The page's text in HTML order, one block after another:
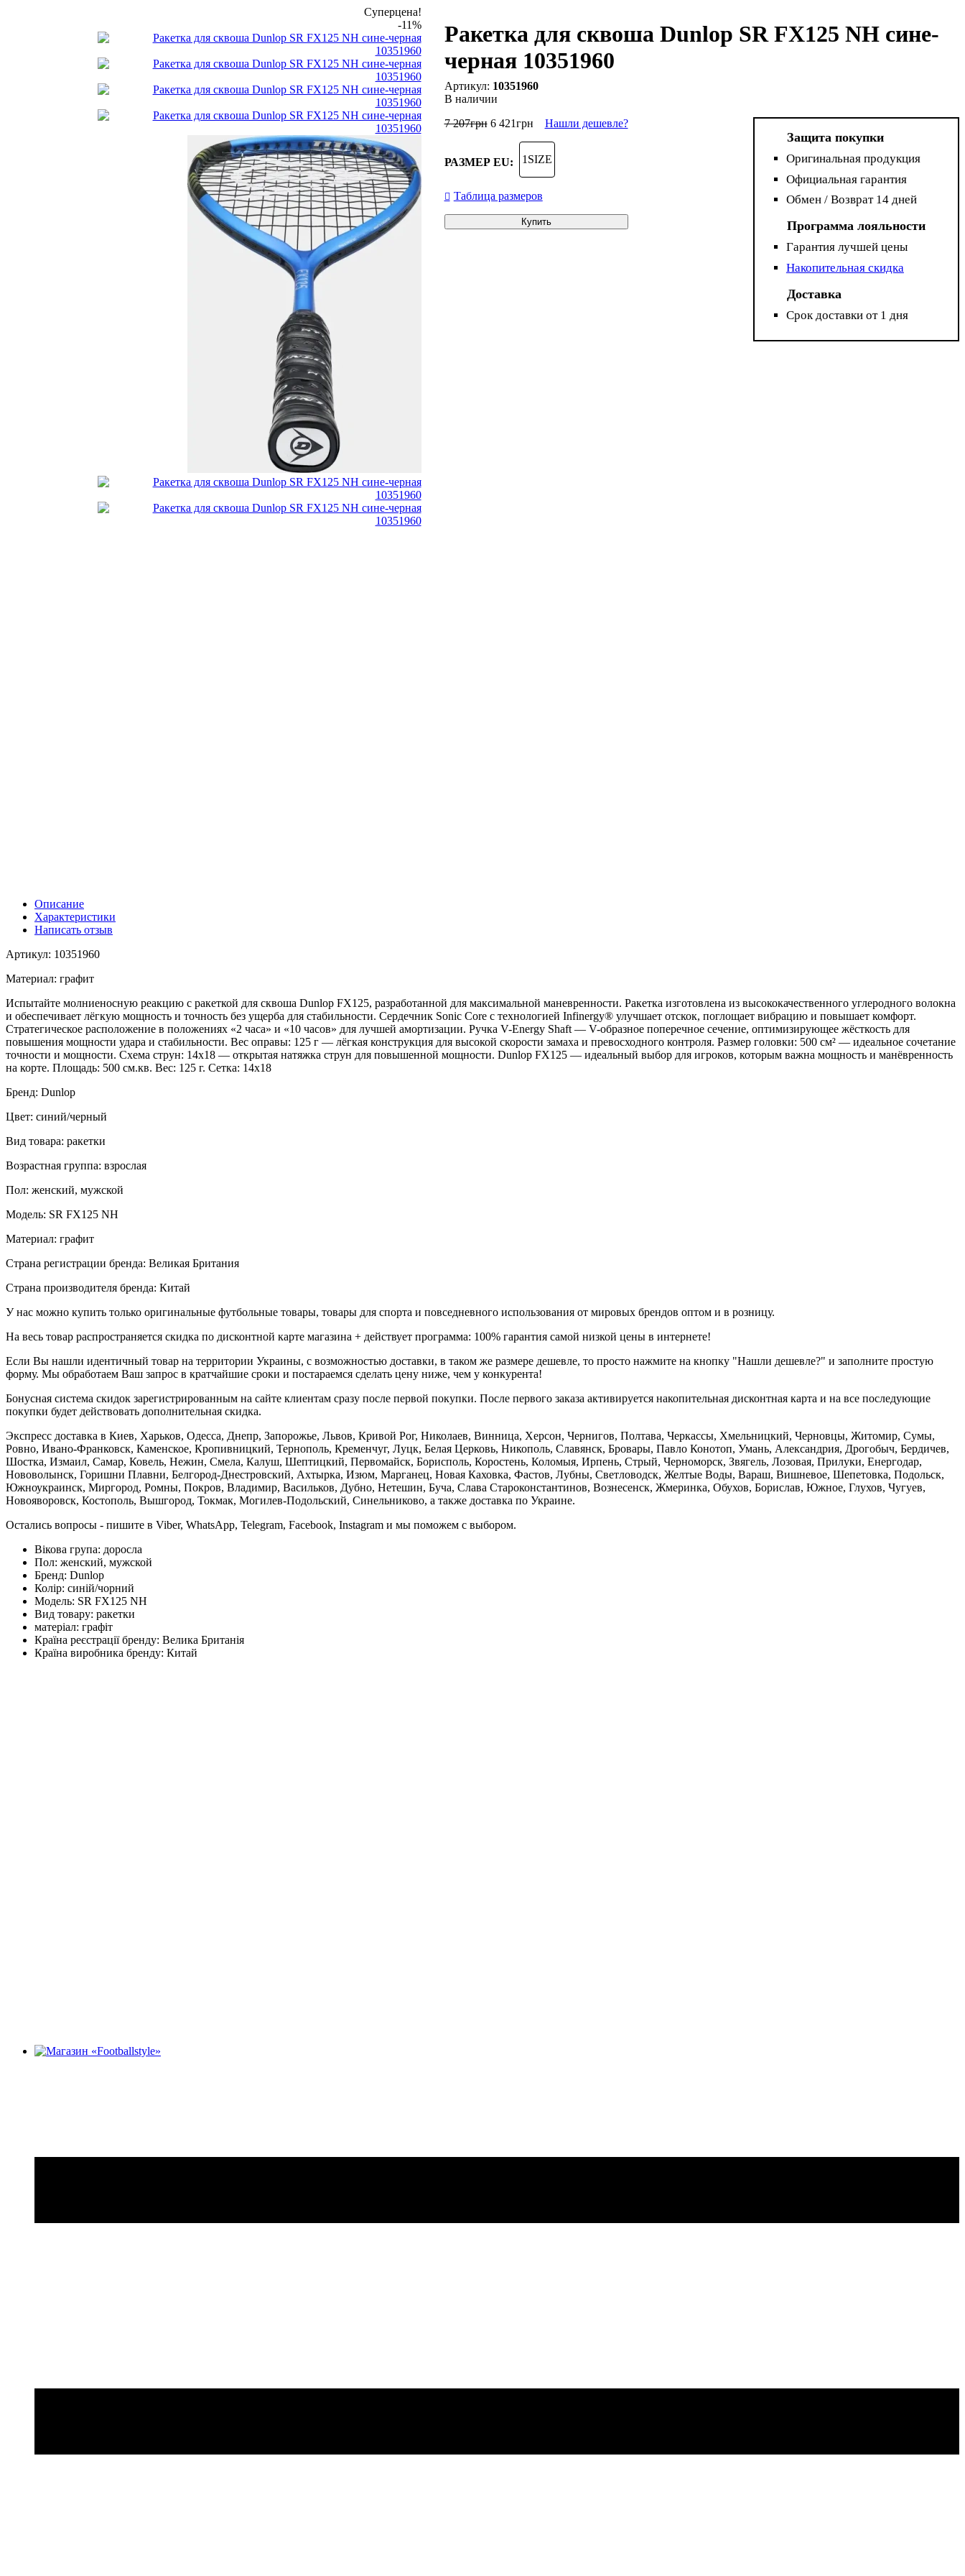
Суперцена!
-11%
Ракетка для сквоша Dunlop SR FX125 NH сине-
черная 10351960
10351960
В наличии
7 207грн 6 421грн Нашли дешевле?
РАЗМЕР EU: 1SIZE
Таблица размеров
Купить
Защита покупки
Оригинальная продукция
Официальная гарантия
Обмен / Возврат 14 дней
Программа лояльности
Гарантия лучшей цены
Накопительная скидка
Доставка
Срок доставки от 1 дня
Описание
Характеристики
Написать отзыв
Артикул: 10351960
Материал: графит
Испытайте молниеносную реакцию с ракеткой для сквоша Dunlop FX125, разработанной для максимальной маневренности. Ракетка изготовлена ​​из высококачественного углеродного волокна
и обеспечивает лёгкую мощность и точность без ущерба для стабильности. Сердечник Sonic Core с технологией Infinergy® улучшает отскок, поглощает вибрацию и повышает комфорт.
Стратегическое расположение в положениях «2 часа» и «10 часов» для лучшей амортизации. Ручка V-Energy Shaft — V-образное поперечное сечение, оптимизирующее жёсткость для
повышения мощности удара и стабильности. Вес оправы: 125 г — лёгкая конструкция для высокой скорости замаха и превосходного контроля. Размер головки: 500 см² — идеальное сочетание
точности и мощности. Схема струн: 14x18 — открытая натяжка струн для повышенной мощности. Dunlop FX125 — идеальный выбор для игроков, которым важна мощность и манёвренность
на корте. Площадь: 500 см.кв. Вес: 125 г. Сетка: 14х18
Бренд: Dunlop
Цвет: синий/черный
Вид товара: ракетки
Возрастная группа: взрослая
Пол: женский, мужской
Модель: SR FX125 NH
Материал: графит
Страна регистрации бренда: Великая Британия
Страна производителя бренда: Китай
У нас можно купить только оригинальные футбольные товары, товары для спорта и повседневного использования от мировых брендов оптом и в розницу.
На весь товар распространяется скидка по дисконтной карте магазина + действует программа: 100% гарантия самой низкой цены в интернете!
Если Вы нашли идентичный товар на территории Украины, с возможностью доставки, в таком же размере дешевле, то просто нажмите на кнопку "Нашли дешевле?" и заполните простую
форму. Мы обработаем Ваш запрос в кратчайшие сроки и постараемся сделать цену ниже, чем у конкурента!
Бонусная система скидок зарегистрированным на сайте клиентам сразу после первой покупки. После первого заказа активируется накопительная дисконтная карта и на все последующие
покупки будет действовать дополнительная скидка.
Экспресс доставка в Киев, Харьков, Одесса, Днепр, Запорожье, Львов, Кривой Рог, Николаев, Винница, Херсон, Чернигов, Полтава, Черкассы, Хмельницкий, Черновцы, Житомир, Сумы,
Ровно, Ивано-Франковск, Каменское, Кропивницкий, Тернополь, Кременчуг, Луцк, Белая Церковь, Никополь, Славянск, Бровары, Павло Конотоп, Умань, Александрия, Дрогобыч, Бердичев,
Шостка, Измаил, Самар, Ковель, Нежин, Смела, Калуш, Шептицкий, Первомайск, Борисполь, Коростень, Коломыя, Ирпень, Стрый, Черноморск, Звягель, Лозовая, Прилуки, Енергодар,
Нововолынск, Горишни Плавни, Белгород-Днестровский, Ахтырка, Изюм, Марганец, Новая Каховка, Фастов, Лубны, Светловодск, Желтые Воды, Вараш, Вишневое, Шепетовка, Подольск,
Южноукраинск, Миргород, Ромны, Покров, Владимир, Васильков, Дубно, Нетешин, Буча, Слава Староконстантинов, Вознесенск, Жмеринка, Обухов, Борислав, Южное, Глухов, Чугуев,
Новояворовск, Костополь, Вышгород, Токмак, Могилев-Подольский, Синельниково, а также доставка по Украине.
Остались вопросы - пишите в Viber, WhatsApp, Telegram, Facebook, Instagram и мы поможем с выбором.
Вікова група: доросла
Пол: женский, мужской
Бренд: Dunlop
Колір: синій/чорний
Модель: SR FX125 NH
Вид товару: ракетки
матеріал: графіт
Країна реєстрації бренду: Велика Британія
Країна виробника бренду: Китай